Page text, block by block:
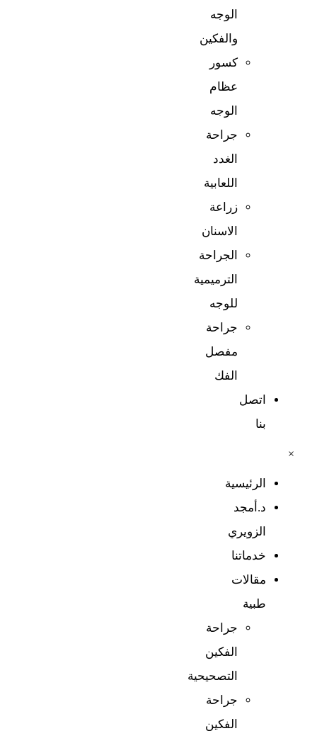
الوجه
والفكين
كسور
عظام
الوجه
جراحة
الغدد
اللعابية
زراعة
الاسنان
الجراحة
الترميمية
للوجه
جراحة
مفصل
الفك
اتصل
بنا
×
الرئيسية
د.أمجد
الزويري
خدماتنا
مقالات
طبية​
جراحة
الفكين
التصحيحية
جراحة
الفكين